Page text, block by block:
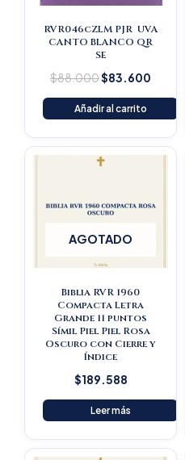
RVR046cZLM PJR UVA
CANTO BLANCO QR
SE
$88.000$83.600
Añadir al carrito
AGOTADO
Biblia RVR 1960
Compacta Letra
Grande 11 puntos
Símil Piel Piel Rosa
Oscuro con Cierre y
Índice
$189.588
Leer más